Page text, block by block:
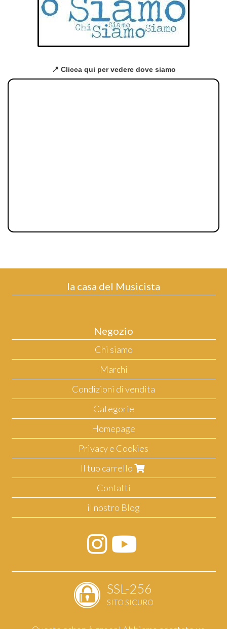
📍 Clicca qui per vedere dove siamo
la casa del Musicista
Negozio
Chi siamo
Marchi
Condizioni di vendita
Categorie
Homepage
Privacy e Cookies
Il tuo carrello
Contatti
il nostro Blog
SSL-256
SITO SICURO